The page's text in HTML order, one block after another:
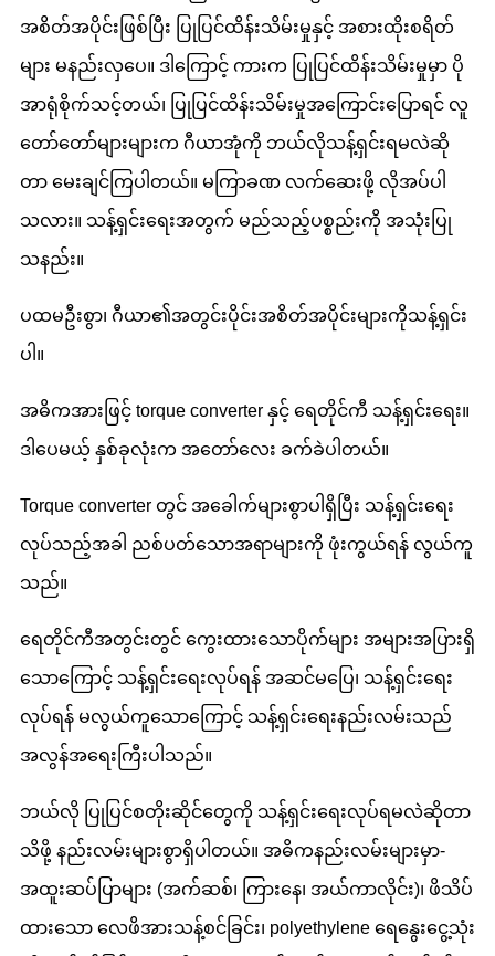
အစိတ်အပိုင်းဖြစ်ပြီး ပြုပြင်ထိန်းသိမ်းမှုနှင့် အစားထိုးစရိတ်
များ မနည်းလှပေ။ ဒါကြောင့် ကားက ပြုပြင်ထိန်းသိမ်းမှုမှာ ပို
အာရုံစိုက်သင့်တယ်၊ ပြုပြင်ထိန်းသိမ်းမှုအကြောင်းပြောရင် လူ
တော်တော်များများက ဂီယာအုံကို ဘယ်လိုသန့်ရှင်းရမလဲဆို
တာ မေးချင်ကြပါတယ်။ မကြာခဏ လက်ဆေးဖို့ လိုအပ်ပါ
သလား။ သန့်ရှင်းရေးအတွက် မည်သည့်ပစ္စည်းကို အသုံးပြု
သနည်း။
ပထမဦးစွာ၊ ဂီယာ၏အတွင်းပိုင်းအစိတ်အပိုင်းများကိုသန့်ရှင်း
ပါ။
အဓိကအားဖြင့် torque converter နှင့် ရေတိုင်ကီ သန့်ရှင်းရေး။
ဒါပေမယ့် နှစ်ခုလုံးက အတော်လေး ခက်ခဲပါတယ်။
Torque converter တွင် အခေါက်များစွာပါရှိပြီး သန့်ရှင်းရေး
လုပ်သည့်အခါ ညစ်ပတ်သောအရာများကို ဖုံးကွယ်ရန် လွယ်ကူ
သည်။
ရေတိုင်ကီအတွင်းတွင် ကွေးထားသောပိုက်များ အများအပြားရှိ
သောကြောင့် သန့်ရှင်းရေးလုပ်ရန် အဆင်မပြေ၊ သန့်ရှင်းရေး
လုပ်ရန် မလွယ်ကူသောကြောင့် သန့်ရှင်းရေးနည်းလမ်းသည်
အလွန်အရေးကြီးပါသည်။
ဘယ်လို ပြုပြင်စတိုးဆိုင်တွေကို သန့်ရှင်းရေးလုပ်ရမလဲဆိုတာ
သိဖို့ နည်းလမ်းများစွာရှိပါတယ်။ အဓိကနည်းလမ်းများမှာ-
အထူးဆပ်ပြာများ (အက်ဆစ်၊ ကြားနေ၊ အယ်ကာလိုင်း)၊ ဖိသိပ်
ထားသော လေဖိအားသန့်စင်ခြင်း၊ polyethylene ရေနွေးငွေ့သုံး